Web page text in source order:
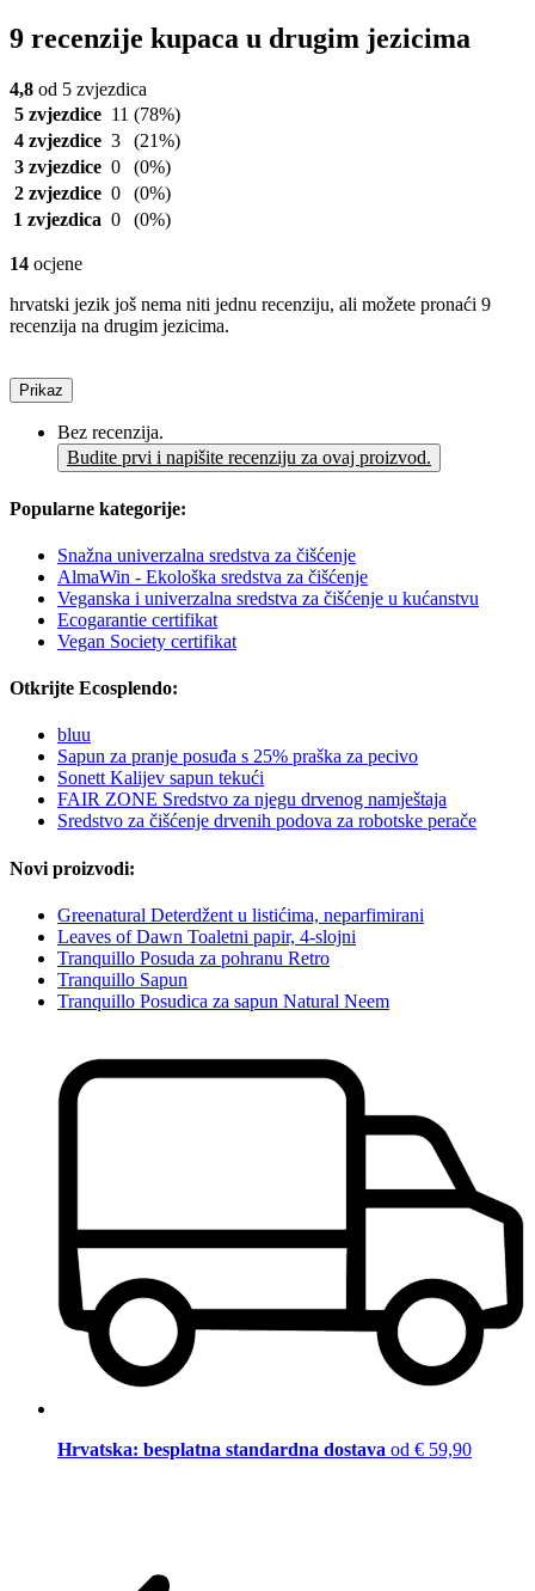
9 recenzije kupaca u drugim jezicima
4,8 od 5 zvjezdica
5 zvjezdice 11 (78%)
4 zvjezdice 3
(21%)
3 zvjezdice 0
(0%)
2 zvjezdice 0
(0%)
1 zvjezdica 0 (0%)
14 ocjene
hrvatski jezik još nema niti jednu recenziju, ali možete pronaći 9
recenzija na drugim jezicima.
Prikaz
Bez recenzija.
Budite prvi i napišite recenziju za ovaj proizvod.
Popularne kategorije:
Snažna univerzalna sredstva za čišćenje
AlmaWin - Ekološka sredstva za čišćenje
Veganska i univerzalna sredstva za čišćenje u kućanstvu
Ecogarantie certifikat
Vegan Society certifikat
Otkrijte Ecosplendo:
bluu
Sapun za pranje posuđa s 25% praška za pecivo
Sonett Kalijev sapun tekući
FAIR ZONE Sredstvo za njegu drvenog namještaja
Sredstvo za čišćenje drvenih podova za robotske perače
Novi proizvodi:
Greenatural Deterdžent u listićima, neparfimirani
Leaves of Dawn Toaletni papir, 4-slojni
Tranquillo Posuda za pohranu Retro
Tranquillo Sapun
Tranquillo Posudica za sapun Natural Neem
Hrvatska: besplatna standardna dostava od € 59,90